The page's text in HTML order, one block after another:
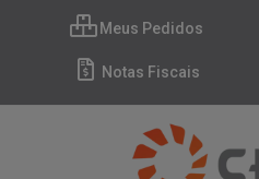
Meus Pedidos
Notas Fiscais